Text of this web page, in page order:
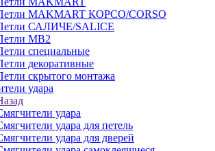
MAKMART КОРСО/CORSO
САЛИЧЕ/SALICE
MB2
специальные
декоративные
скрытого монтажа
удара
удара
удара для петель
удара для дверей